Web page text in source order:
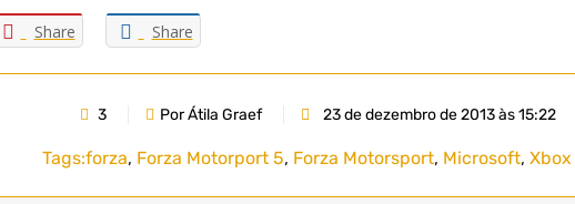
Share Share
3 Por Átila Graef 23 de dezembro de 2013 às 15:22
Tags:forza, Forza Motorport 5, Forza Motorsport, Microsoft, Xbox